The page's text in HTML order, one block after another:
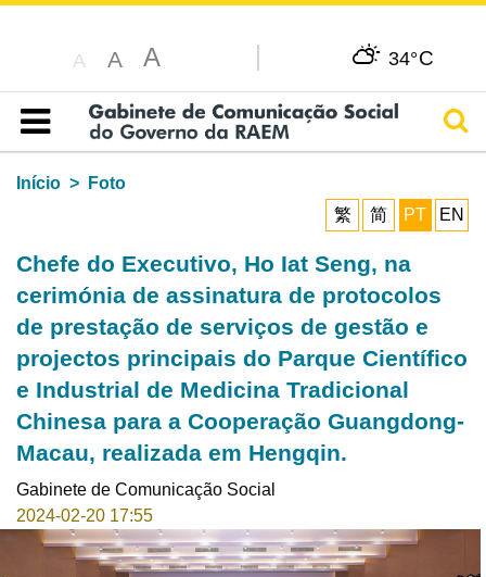
A A A 34°C
Índice
Início
Foto
繁
简 PT EN
Chefe do Executivo, Ho Iat Seng, na
cerimónia de assinatura de protocolos
de prestação de serviços de gestão e
projectos principais do Parque Científico
e Industrial de Medicina Tradicional
Chinesa para a Cooperação Guangdong-
Macau, realizada em Hengqin.
Gabinete de Comunicação Social
2024-02-20 17:55